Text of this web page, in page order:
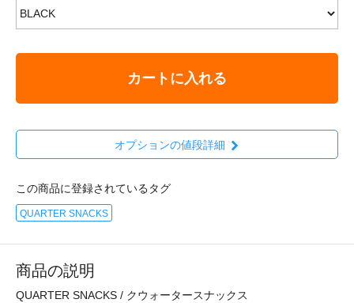
カートに入れる
オプションの値段詳細
この商品に登録されているタグ
QUARTER SNACKS
商品の説明
QUARTER SNACKS / クウォータースナックス